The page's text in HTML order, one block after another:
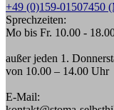
+49 (0)159-01507450
Sprechzeiten:
Mo bis Fr. 10.00 -
außer jeden 1.
von 10.00 – 14.00 Uhr
E-Mail: